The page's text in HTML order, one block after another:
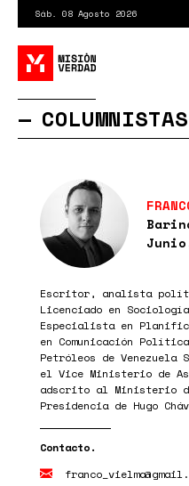
contenido
principal
Sáb. 08 Agosto 2026
COLUMNISTAS
Escritor, analista
Licenciado en
Especialista en
en Comunicación
Petróleos de Venezuela
el Vice Ministerio de
adscrito al Ministerio
Presidencia de Hugo